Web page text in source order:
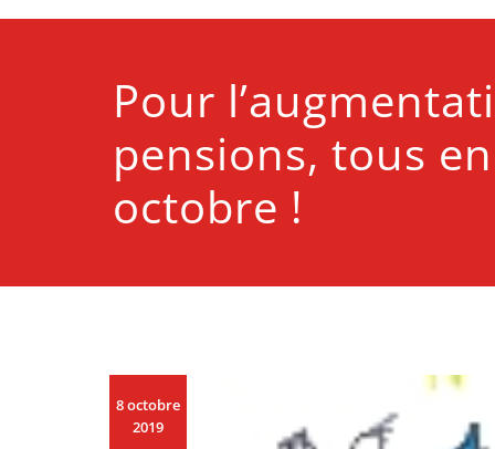
Pour
pensions, tous
octobre !
8 octobre
2019